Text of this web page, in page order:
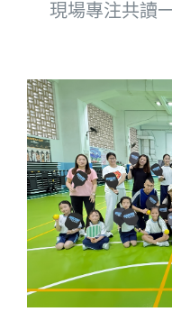
現場專注共